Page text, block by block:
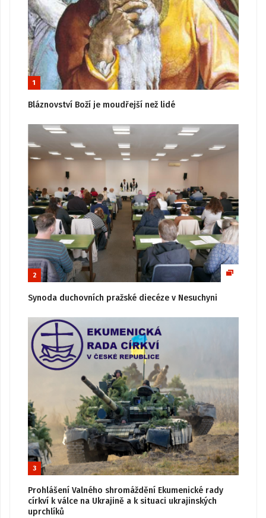
1
Bláznovství Boží je moudřejší než lidé
2
Synoda duchovních pražské diecéze v Nesuchyni
3
Prohlášení Valného shromáždění Ekumenické rady
církví k válce na Ukrajině a k situaci ukrajinských
uprchlíků